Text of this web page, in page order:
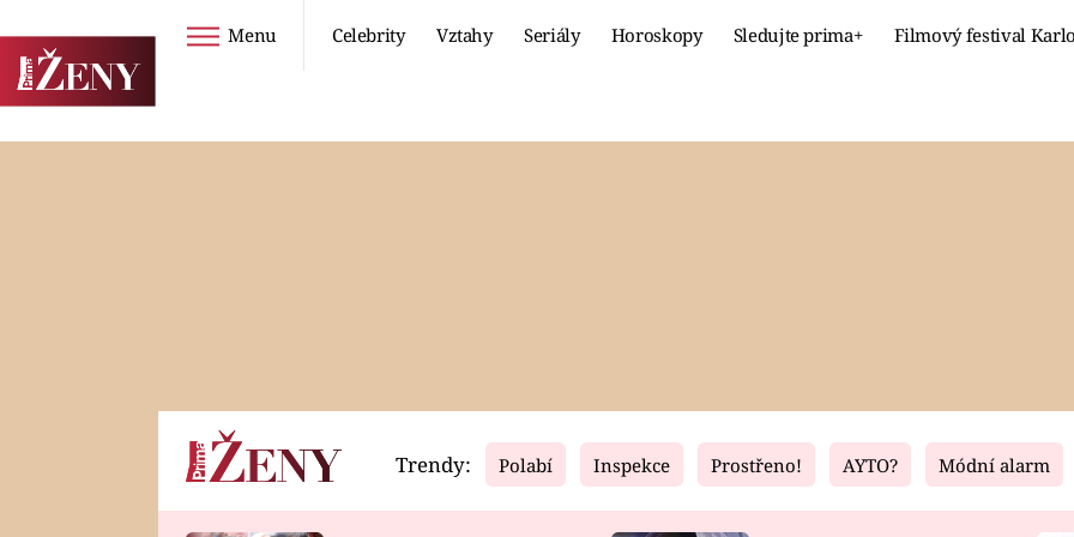
Menu Celebrity Vztahy Seriály Horoskopy Sledujte prima+ Filmový festival
Horoskopy Video Fresh Living
Trendy: Polabí Inspekce Prostřeno! AYTO? Módní alarm